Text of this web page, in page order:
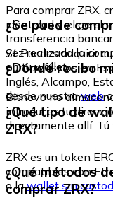
Para comprar ZRX,
identidad y elige el
transferencia
vez realizada la
en tu wallet.
¿Se puede
Sí. Puedes adquirir
puntos físicos en
Inglés, Alcampo,
desde nuestrawebo
¿Dónde recibo
Bitnovo no
introduces tu
directamente allí.
¿Qué tipo de
ZRX?
ZRX es un token
compatibles con
o lawallet sin
¿Qué métodos
comprar ZRX?